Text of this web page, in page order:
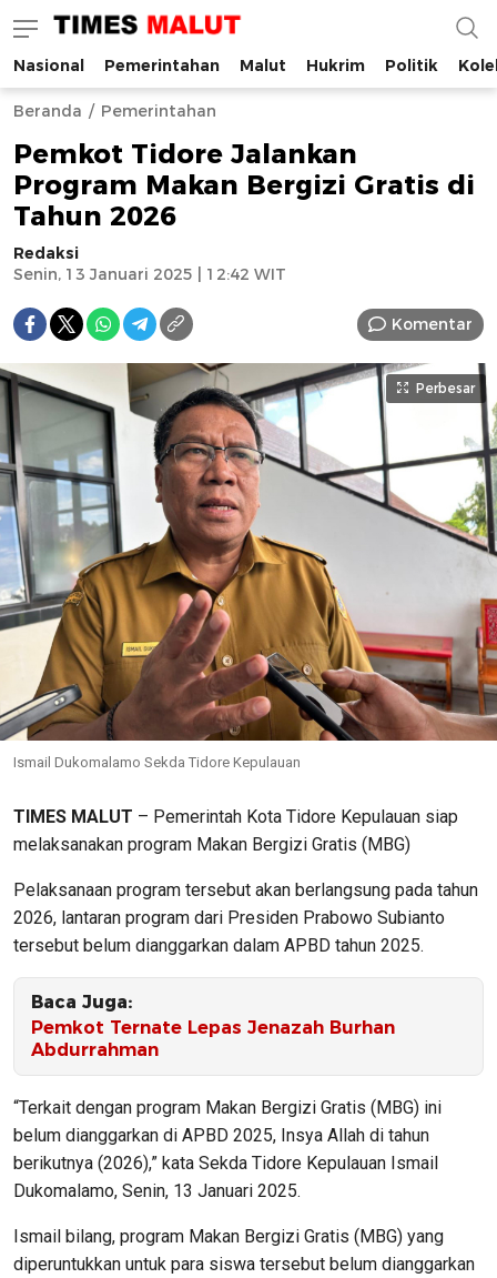
Times Malut
Berita Maluku Utara Terbaru
Nasional Pemerintahan Malut Hukrim Politik
Beranda Pemerintahan
Pemkot Tidore Jalankan
Program Makan Bergizi Gratis di
Tahun 2026
Redaksi
Senin, 13 Januari 2025 | 12:42 WIT
Komentar
Perbesar
Ismail Dukomalamo Sekda Tidore Kepulauan
TIMES MALUT – Pemerintah Kota Tidore Kepulauan siap
melaksanakan program Makan Bergizi Gratis (MBG)
Pelaksanaan program tersebut akan berlangsung pada tahun
2026, lantaran program dari Presiden Prabowo Subianto
tersebut belum dianggarkan dalam APBD tahun 2025.
Baca Juga:
Pemkot Ternate Lepas Jenazah Burhan
Abdurrahman
“Terkait dengan program Makan Bergizi Gratis (MBG) ini
belum dianggarkan di APBD 2025, Insya Allah di tahun
berikutnya (2026),” kata Sekda Tidore Kepulauan Ismail
Dukomalamo, Senin, 13 Januari 2025.
Ismail bilang, program Makan Bergizi Gratis (MBG) yang
diperuntukkan untuk para siswa tersebut belum dianggarkan